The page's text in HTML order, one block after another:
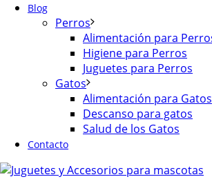
Blog
Perros
Alimentación para
Higiene para Perros
Juguetes para Perros
Gatos
Alimentación para Gatos
Descanso para gatos
Salud de los Gatos
Contacto